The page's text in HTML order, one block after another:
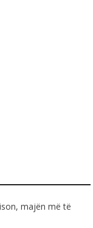
majën më të